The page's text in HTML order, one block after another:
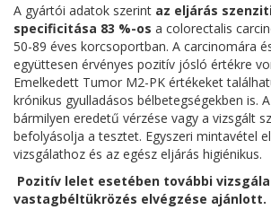
A gyártói adatok szerint az eljárás
specificitása 83 %-os a colorectalis
50-89 éves korcsoportban. A carcinomára
együttesen érvényes pozitív jósló értékre
Emelkedett Tumor M2-PK értékeket
krónikus gyulladásos bélbetegségekben is.
bármilyen eredetű vérzése vagy a vizsgált
befolyásolja a tesztet. Egyszeri mintavétel
vizsgálathoz és az egész eljárás higiénikus.
Pozitív lelet esetében további
vastagbéltükrözés elvégzése ajánlott.